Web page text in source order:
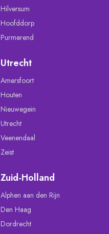
Hilversum
Hoofddorp
Purmerend
Utrecht
Amersfoort
Houten
Nieuwegein
Utrecht
Veenendaal
Zeist
Zuid-Holland
Alphen aan den Rijn
Den Haag
Dordrecht